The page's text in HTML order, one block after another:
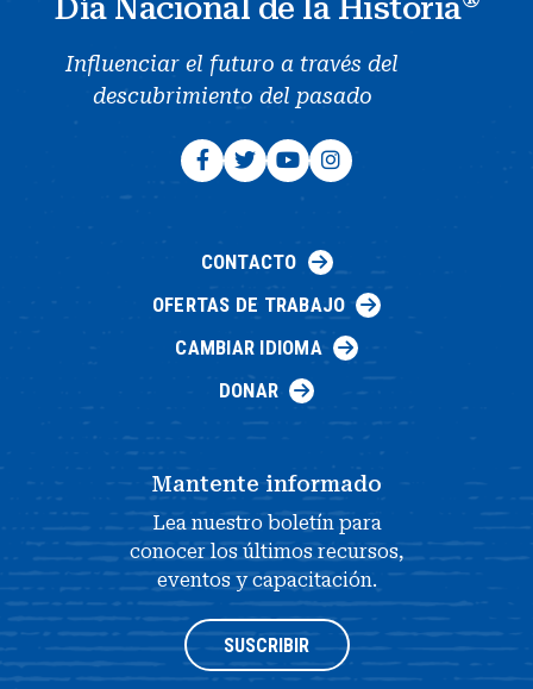
Día Nacional de la Historia
Influenciar el futuro a través del
descubrimiento del pasado
CONTACTO
OFERTAS DE TRABAJO
CAMBIAR IDIOMA
DONAR
Mantente informado
Lea nuestro boletín para
conocer los últimos recursos,
eventos y capacitación.
SUSCRIBIR